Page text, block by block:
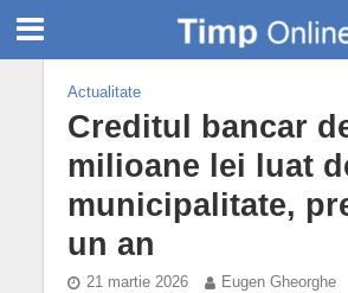
Actualitate
Creditul bancar
milioane lei luat
municipalitate,
un an
21 martie 2026
Eugen Gheorghe